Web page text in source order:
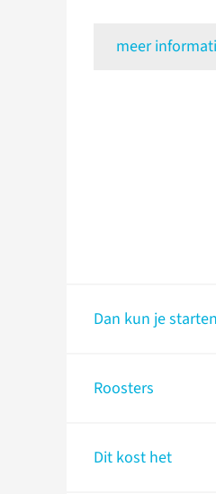
meer
Dan kun je starten
Roosters
Dit kost het